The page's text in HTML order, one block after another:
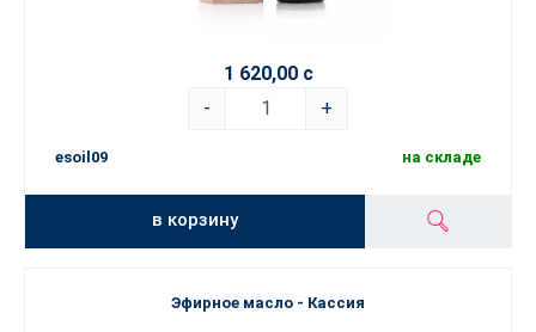
1 620,00 с
-
+
esoil09 на складе
в корзину
Эфирное масло - Кассия